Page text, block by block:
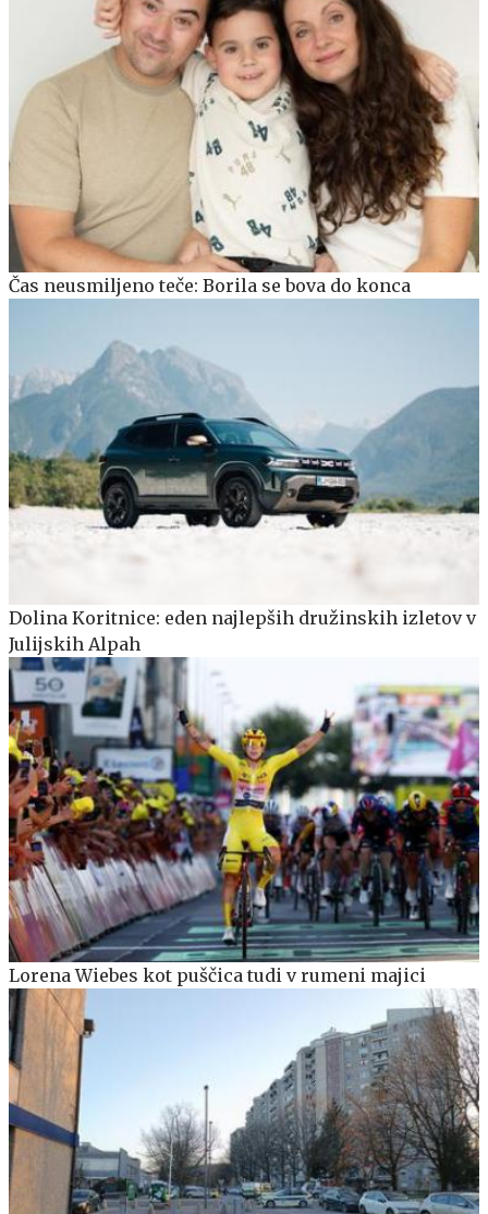
Čas neusmiljeno teče: Borila se bova do konca
Dolina Koritnice: eden najlepših družinskih izletov v
Julijskih Alpah
Lorena Wiebes kot puščica tudi v rumeni majici